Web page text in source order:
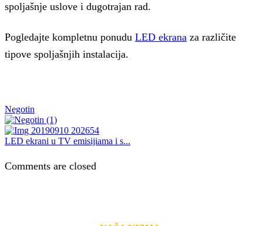
spoljašnje uslove i dugotrajan rad.
Pogledajte kompletnu ponudu LED ekrana za različite
tipove spoljašnjih instalacija.
Negotin
LED ekrani u TV emisijiama i s...
Comments are closed